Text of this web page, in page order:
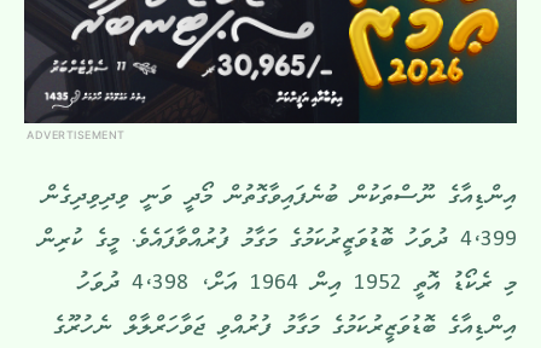
ADVERTISEMENT
އިންޑިއާގެ ނޫސްތަކުން ބުނެފައިވާގޮތުން މޯދީ ވަނީ ވިދިވިދިގެން
4،399 ދުވަހު ބޮޑުވަޒީރުކަމުގެ މަގާމު ފުރުއްވާފައެވެ. މީގެ ކުރިން
މި ރެކޯޑު އޮތީ 1952 އިން 1964 އަށް، 4،398 ދުވަހު
އިންޑިއާގެ ބޮޑުވަޒީރުކަމުގެ މަގާމު ފުރުއްވި ޖަވާހަރްލާލް ނެހުރޫގެ